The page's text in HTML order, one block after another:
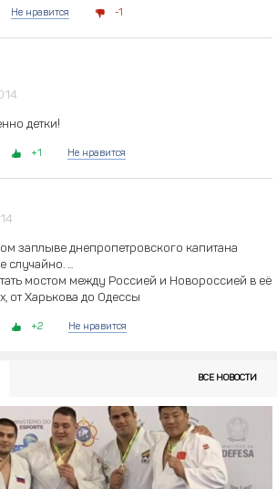
Не нравится 1
детки!
1 Не нравится
заплыве днепропетровского капитана
случайно. ...
мостом между Россией и Новороссией в её
от Харькова до Одессы
2 Не нравится
ВСЕ НОВОСТИ